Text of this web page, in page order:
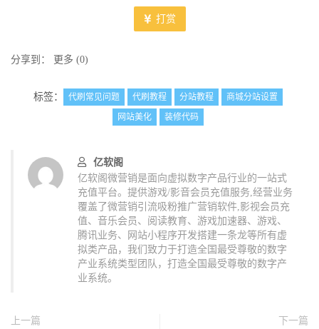
打赏
分享到： 更多 (0)
标签： 代刷常见问题 代刷教程 分站教程
商城分站设置
网站美化
装修代码
亿软阁
亿软阁微营销是面向虚拟数字产品行业的一站式
充值平台。提供游戏/影音会员充值服务,经营业务
覆盖了微营销引流吸粉推广营销软件,影视会员充
值、音乐会员、阅读教育、游戏加速器、游戏、
腾讯业务、网站小程序开发搭建一条龙等所有虚
拟类产品，我们致力于打造全国最受尊敬的数字
产业系统类型团队，打造全国最受尊敬的数字产
业系统。
上一篇
下一篇